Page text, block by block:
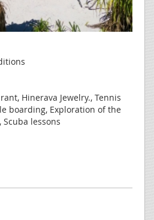
Hinerava Jewelry., Tennis
boarding, Exploration of the
Scuba lessons